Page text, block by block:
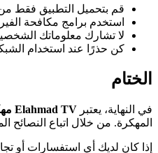
قم بتحميل التطبيق فقط
استخدم برامج مكافحة
لا تشارك معلوماتك
كن حذرًا عند استخدام
الختام
في النهاية، يعتبر Elahmad TV مهكر
المهكرة. من خلال اتباع النصائح
إذا كان لديك أي استفسارات أو